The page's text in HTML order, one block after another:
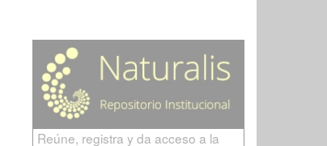
Reúne, registra y da acceso a la